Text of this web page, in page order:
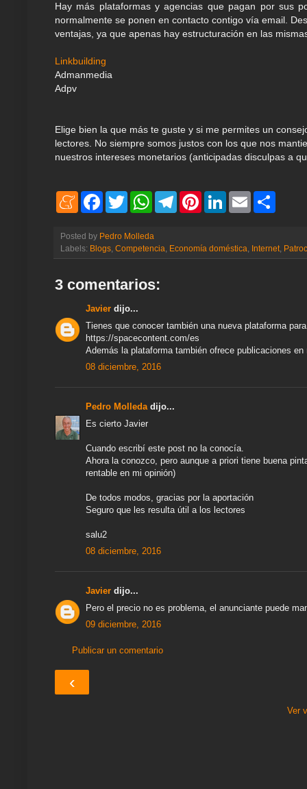
Hay más plataformas y agencias que pagan por sus
normalmente se ponen en contacto contigo vía email.
ventajas, ya que apenas hay estructuración en las
Linkbuilding
Admanmedia
Adpv
Elige bien la que más te guste y si me permites un
lectores. No siempre somos justos con los que nos
nuestros intereses monetarios (anticipadas disculpas a
M
a
m
e
F
b
o
o
T
w
t
e
r
W
s
A
p
T
r
a
P
r
e
L
d
I
E
Posted by Pedro Molleda
Labels: Blogs Competencia Economía doméstica Internet
3 comentarios:
Javier dijo...
Tienes que conocer también una nueva plataforma
https://spacecontent.com/es
Además la plataforma también ofrece publicaciones
08 diciembre, 2016
Pedro Molledadijo...
Es cierto Javier
Cuando escribí este post no la conocía.
Ahora la conozco, pero aunque a priori tiene buena
rentable en mi opinión)
De todos modos, gracias por la aportación
Seguro que les resulta útil a los lectores
salu2
08 diciembre, 2016
Javier dijo...
Pero el precio no es problema, el anunciante puede
09 diciembre, 2016
Publicar un comentario
‹
Ver